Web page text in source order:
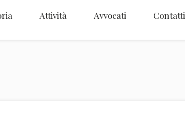
Attività Avvocati Contatti